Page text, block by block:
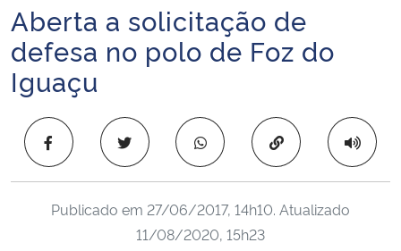
Ministério da Educação
Ministério da Cidadania
Ministério da Saúde
Ministério da Ciência, Tecnologia, Inovações e Comunicações
Início do conteúdo
Aberta a solicitação de
defesa no polo de Foz do
Iguaçu
Copiar para área
Publicado em 27/06/2017, 14h10. Atualizado
11/08/2020, 15h23